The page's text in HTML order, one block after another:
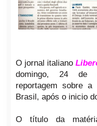
O jornal italiano
domingo, 24 de
reportagem sobre a
Brasil, após o inicio
O título da